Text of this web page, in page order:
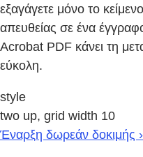
εξαγάγετε μόνο το
απευθείας σε ένα
Acrobat PDF κάνει τη
εύκολη.
style
two up, grid width 10
Έναρξη δωρεάν δοκιμής ›